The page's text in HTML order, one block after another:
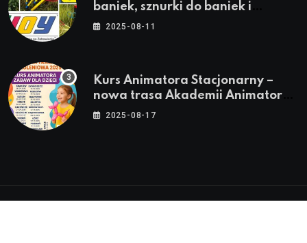
baniek, sznurki do baniek i
zestawy do baniek
2025-08-11
Kurs Animatora Stacjonarny –
nowa trasa Akademii Animatora
– jesień 2025
2025-08-17